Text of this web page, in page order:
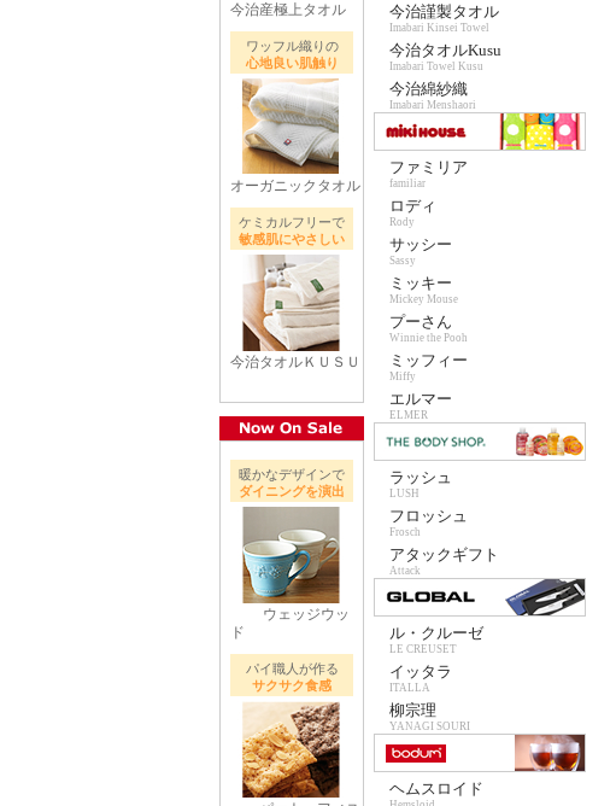
今治産極上タオル
ワッフル織りの
心地良い肌触り
オーガニックタオル
ケミカルフリーで
敏感肌にやさしい
今治タオルＫＵＳＵ
暖かなデザインで
ダイニングを演出
ウェッジウッ
ド
パイ職人が作る
サクサク食感
今治謹製タオル
Imabari Kinsei Towel
今治タオルKusu
Imabari Towel Kusu
今治綿紗織
Imabari Menshaori
ファミリア
familiar
ロディ
Rody
サッシー
Sassy
ミッキー
Mickey Mouse
プーさん
Winnie the Pooh
ミッフィー
Miffy
エルマー
ELMER
ラッシュ
LUSH
フロッシュ
Frosch
アタックギフト
Attack
ル・クルーゼ
LE CREUSET
イッタラ
ITALLA
柳宗理
YANAGI SOURI
ヘムスロイド